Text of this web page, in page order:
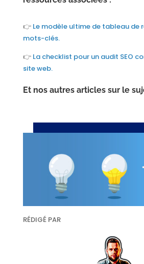
👉 Le modèle ultime de tableau de
mots-clés.
👉 La checklist pour un audit SEO
site web.
Et nos autres articles sur le
RÉDIGÉ PAR